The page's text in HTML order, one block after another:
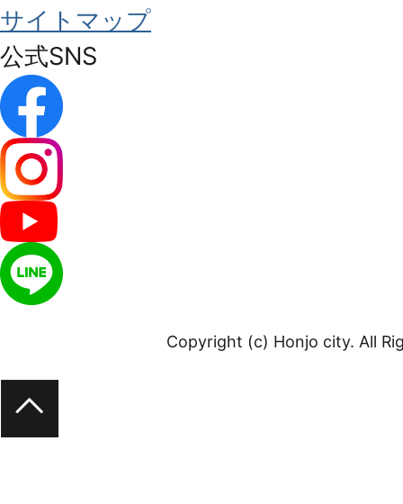
サイトマップ
公式SNS
Copyright (c) Honjo city. All